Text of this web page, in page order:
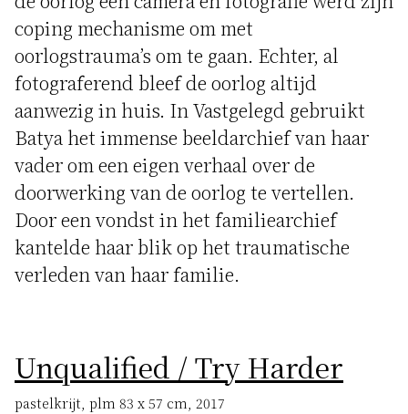
coping mechanisme om met
oorlogstrauma’s om te gaan. Echter, al
fotograferend bleef de oorlog altijd
aanwezig in huis. In Vastgelegd gebruikt
Batya het immense beeldarchief van haar
vader om een eigen verhaal over de
doorwerking van de oorlog te vertellen.
Door een vondst in het familiearchief
kantelde haar blik op het traumatische
verleden van haar familie.
Unqualified / Try Harder
pastelkrijt, plm 83 x 57 cm, 2017